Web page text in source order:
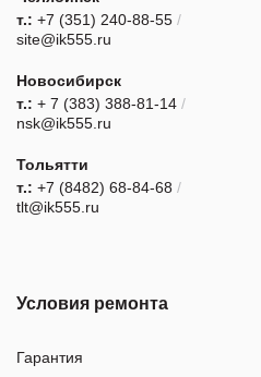
т.: +7 (351) 240-88-55 /
site@ik555.ru
Новосибирск
т.: + 7 (383) 388-81-14 /
nsk@ik555.ru
Тольятти
т.: +7 (8482) 68-84-68 /
tlt@ik555.ru
Условия ремонта
Гарантия